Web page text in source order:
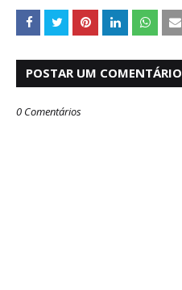
POSTAR UM COMENTÁRIO
0 Comentários